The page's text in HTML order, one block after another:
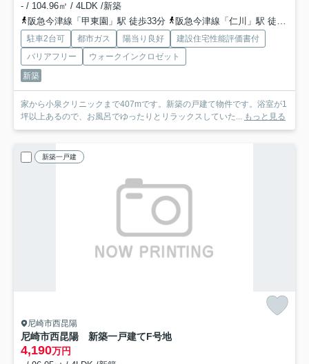
- / 104.96㎡ / 4LDK /新築
阪急今津線「甲東園」駅 徒歩33分
阪急今津線「仁川」駅 徒歩35分
駐車2台可 都市ガス 陽当り良好
建設住宅性能評価書付
バリアフリー
ウォークインクロゼット
新築
家から小泉クリニックまで407mです。新築の戸建て物件です。浴室が1
坪以上あるので、お風呂でゆったりとリラックスしていた... もっと見る
新築一戸建
尼崎市西昆陽
尼崎市西昆陽 新築一戸建てF号地
4,190万円